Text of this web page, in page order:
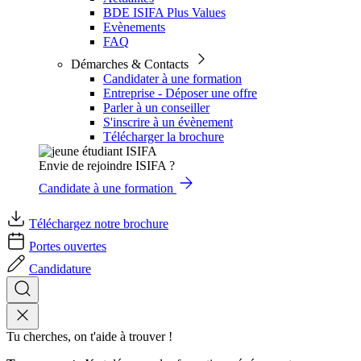
BDE ISIFA Plus Values
Evènements
FAQ
Démarches & Contacts
Candidater à une formation
Entreprise - Déposer une offre
Parler à un conseiller
S'inscrire à un évènement
Télécharger la brochure
Envie de rejoindre ISIFA ?
Candidate à une formation
Téléchargez notre brochure
Portes ouvertes
Candidature
Tu cherches, on t'aide à trouver !